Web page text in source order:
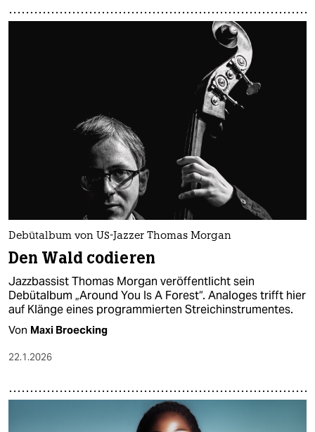
Debütalbum von US-Jazzer Thomas Morgan
Den Wald codieren
Jazzbassist Thomas Morgan veröffentlicht sein
Debütalbum „Around You Is A Forest“. Analoges trifft hier
auf Klänge eines programmierten Streichinstrumentes.
Von Maxi Broecking
22.1.2026